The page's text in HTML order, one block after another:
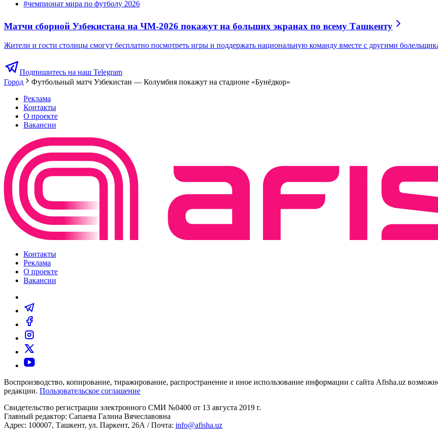
#чемпионат мира по футболу 2026
Матчи сборной Узбекистана на ЧМ-2026 покажут на больших экранах по всему Ташкенту
Жители и гости столицы смогут бесплатно посмотреть игры и поддержать национальную команду вместе с другими
Подпишитесь на наш Telegram
Город
Футбольный матч Узбекистан — Колумбия покажут на стадионе «Бунёдкор»
Реклама
Контакты
О проекте
Вакансии
Контакты
Реклама
О проекте
Вакансии
Воспроизводство, копирование, тиражирование, распространение и иное использование информации с сайта Afisha.uz
редакции. Пользовательское соглашение
Свидетельство регистрации электронного СМИ №0400 от 13 августа 2019 г.
Главный редактор: Сапаева Галина Вячеславовна
Адрес: 100007, Ташкент, ул. Паркент, 26А / Почта: info@afisha.uz